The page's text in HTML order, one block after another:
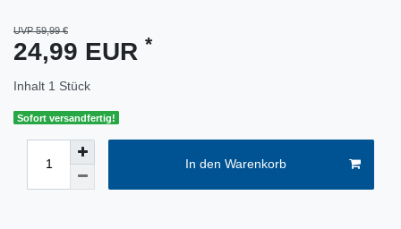
UVP 59,99 €
24,99 EUR *
Inhalt 1 Stück
Sofort versandfertig!
In den Warenkorb